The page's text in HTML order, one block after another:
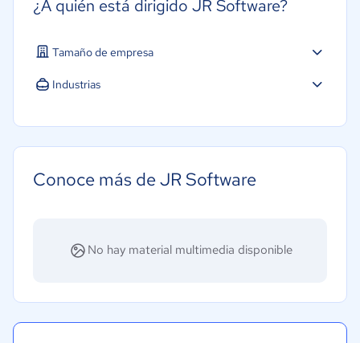
¿A quién está dirigido JR Software?
Tamaño de empresa
Industrias
Conoce más de JR Software
No hay material multimedia disponible